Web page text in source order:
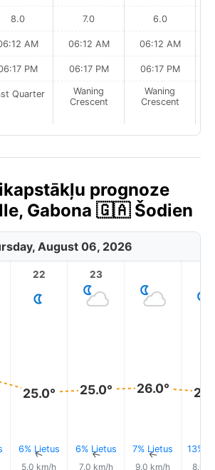
8.0
AM
PM
Quarter
7.0
06:12 AM
06:17 PM
Waning
Crescent
6.0
06:12 AM
06:17 PM
Waning
Crescent
prognoze
Gabona 🇬🇦 Šodien
August 06, 2026
22
25.0°
6% Lietus
↑
5.0 km/h
23
25.0°
6% Lietus
↑
7.0 km/h
26.0°
7% Lietus
↑
9.0 km/h
13%
8.0